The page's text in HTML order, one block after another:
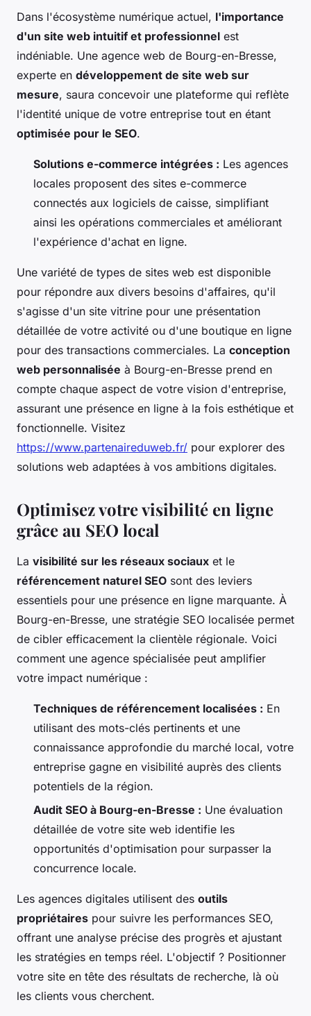
Dans l'écosystème numérique actuel, l'importance
d'un site web intuitif et professionnel est
indéniable. Une agence web de Bourg-en-Bresse,
experte en développement de site web sur
mesure, saura concevoir une plateforme qui reflète
l'identité unique de votre entreprise tout en étant
optimisée pour le SEO.
Solutions e-commerce intégrées : Les agences
locales proposent des sites e-commerce
connectés aux logiciels de caisse, simplifiant
ainsi les opérations commerciales et améliorant
l'expérience d'achat en ligne.
Une variété de types de sites web est disponible
pour répondre aux divers besoins d'affaires, qu'il
s'agisse d'un site vitrine pour une présentation
détaillée de votre activité ou d'une boutique en ligne
pour des transactions commerciales. La conception
web personnalisée à Bourg-en-Bresse prend en
compte chaque aspect de votre vision d'entreprise,
assurant une présence en ligne à la fois esthétique et
fonctionnelle. Visitez
https://www.partenaireduweb.fr/ pour explorer des
solutions web adaptées à vos ambitions digitales.
Optimisez votre visibilité en ligne
grâce au SEO local
La visibilité sur les réseaux sociaux et le
référencement naturel SEO sont des leviers
essentiels pour une présence en ligne marquante. À
Bourg-en-Bresse, une stratégie SEO localisée permet
de cibler efficacement la clientèle régionale. Voici
comment une agence spécialisée peut amplifier
votre impact numérique :
Techniques de référencement localisées : En
utilisant des mots-clés pertinents et une
connaissance approfondie du marché local, votre
entreprise gagne en visibilité auprès des clients
potentiels de la région.
Audit SEO à Bourg-en-Bresse : Une évaluation
détaillée de votre site web identifie les
opportunités d'optimisation pour surpasser la
concurrence locale.
Les agences digitales utilisent des outils
propriétaires pour suivre les performances SEO,
offrant une analyse précise des progrès et ajustant
les stratégies en temps réel. L'objectif ? Positionner
votre site en tête des résultats de recherche, là où
les clients vous cherchent.